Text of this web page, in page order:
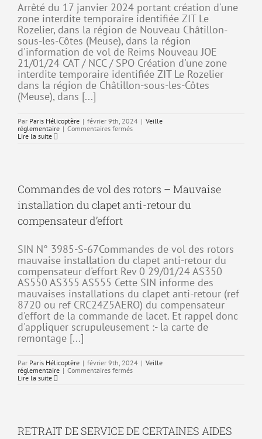
Arrêté du 17 janvier 2024 portant création d'une
zone interdite temporaire identifiée ZIT Le
Rozelier, dans la région de Nouveau Châtillon-
sous-les-Côtes (Meuse), dans la région
d'information de vol de Reims Nouveau JOE
21/01/24 CAT / NCC / SPO Création d'une zone
interdite temporaire identifiée ZIT Le Rozelier
dans la région de Châtillon-sous-les-Côtes
(Meuse), dans [...]
Par Paris Hélicoptère | février 9th, 2024 | Veille
réglementaire | Commentaires ferméssur
la
création
d’une
ZIT
Lire la suite
Commandes de vol des rotors – Mauvaise
installation du clapet anti-retour du
compensateur d’effort
SIN N° 3985-S-67Commandes de vol des rotors
mauvaise installation du clapet anti-retour du
compensateur d'effort Rev 0 29/01/24 AS350
AS550 AS355 AS555 Cette SIN informe des
mauvaises installations du clapet anti-retour (ref
8720 ou ref CRC24Z5AERO) du compensateur
d'effort de la commande de lacet. Et rappel donc
d'appliquer scrupuleusement :- la carte de
remontage [...]
Par Paris Hélicoptère | février 9th, 2024 | Veille
réglementaire | Commentaires ferméssur
installation
Lire la suite
RETRAIT DE SERVICE DE CERTAINES AIDES